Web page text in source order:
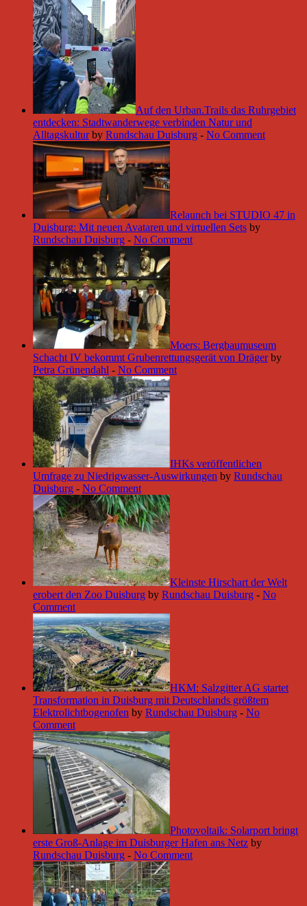
Auf den Urban.Trails das Ruhrgebiet
entdecken: Stadtwanderwege verbinden Natur und
Alltagskultur by Rundschau Duisburg - No Comment
Relaunch bei STUDIO 47 in
Duisburg: Mit neuen Avataren und virtuellen Sets by
Rundschau Duisburg - No Comment
Moers: Bergbaumuseum
Schacht IV bekommt Grubenrettungsgerät von Dräger by
Petra Grünendahl - No Comment
IHKs veröffentlichen
Umfrage zu Niedrigwasser-Auswirkungen by Rundschau
Duisburg - No Comment
Kleinste Hirschart der Welt
erobert den Zoo Duisburg by Rundschau Duisburg - No
Comment
HKM: Salzgitter AG startet
Transformation in Duisburg mit Deutschlands größtem
Elektrolichtbogenofen by Rundschau Duisburg - No
Comment
Photovoltaik: Solarport bringt
erste Groß-Anlage im Duisburger Hafen ans Netz by
Rundschau Duisburg - No Comment